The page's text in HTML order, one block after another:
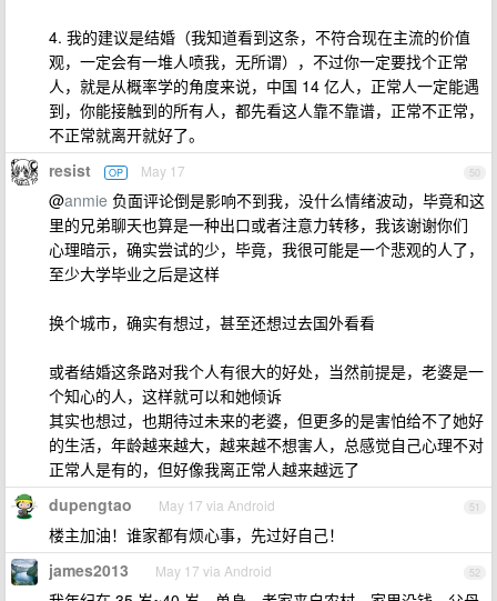
4. 我的建议是结婚（我知道看到这条，不符合现在主流的价值
观，一定会有一堆人喷我，无所谓），不过你一定要找个正常
人，就是从概率学的角度来说，中国 14 亿人，正常人一定能遇
到，你能接触到的所有人，都先看这人靠不靠谱，正常不正常，
不正常就离开就好了。
50
resist OP May 17
@anmie 负面评论倒是影响不到我，没什么情绪波动，毕竟和这
里的兄弟聊天也算是一种出口或者注意力转移，我该谢谢你们
心理暗示，确实尝试的少，毕竟，我很可能是一个悲观的人了，
至少大学毕业之后是这样
换个城市，确实有想过，甚至还想过去国外看看
或者结婚这条路对我个人有很大的好处，当然前提是，老婆是一
个知心的人，这样就可以和她倾诉
其实也想过，也期待过未来的老婆，但更多的是害怕给不了她好
的生活，年龄越来越大，越来越不想害人，总感觉自己心理不对
正常人是有的，但好像我离正常人越来越远了
51
dupengtao May 17 via Android
楼主加油！谁家都有烦心事，先过好自己！
52
james2013 May 17 via Android